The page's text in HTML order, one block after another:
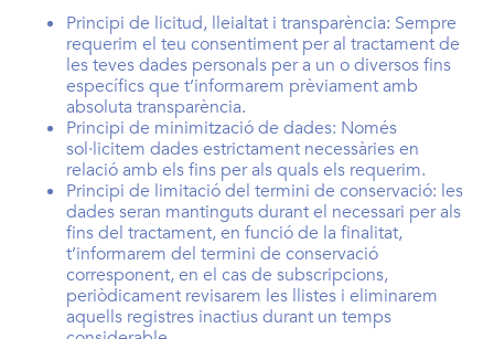
Principi de licitud, lleialtat i transparència: Sempre
requerim el teu consentiment per al tractament de
les teves dades personals per a un o diversos fins
específics que t’informarem prèviament amb
absoluta transparència.
Principi de minimització de dades: Només
sol·licitem dades estrictament necessàries en
relació amb els fins per als quals els requerim.
Principi de limitació del termini de conservació: les
dades seran mantinguts durant el necessari per als
fins del tractament, en funció de la finalitat,
t’informarem del termini de conservació
corresponent, en el cas de subscripcions,
periòdicament revisarem les llistes i eliminarem
aquells registres inactius durant un temps